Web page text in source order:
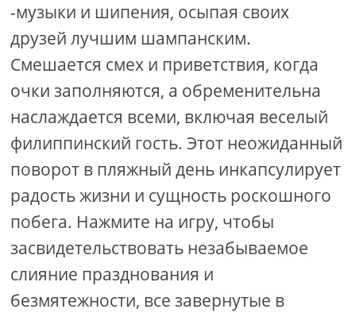
-музыки и шипения, осыпая своих
друзей лучшим шампанским.
Смешается смех и приветствия, когда
очки заполняются, а обременительна
наслаждается всеми, включая веселый
филиппинский гость. Этот неожиданный
поворот в пляжный день инкапсулирует
радость жизни и сущность роскошного
побега. Нажмите на игру, чтобы
засвидетельствовать незабываемое
слияние празднования и
безмятежности, все завернутые в